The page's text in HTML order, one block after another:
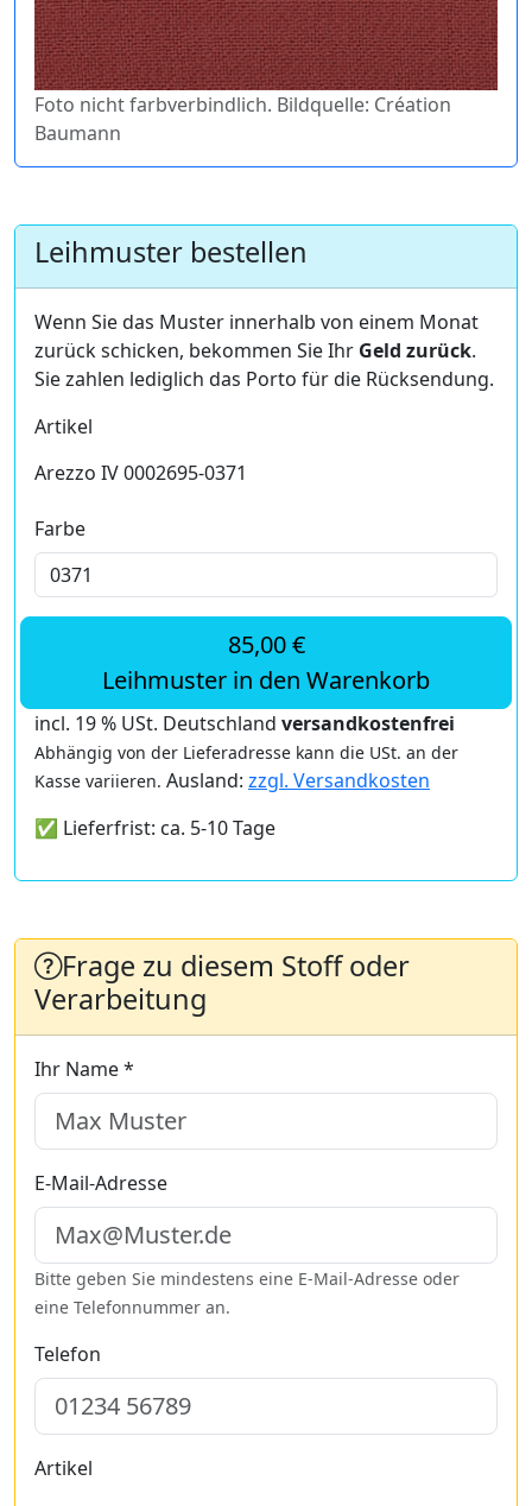
Foto nicht farbverbindlich. Bildquelle: Création
Baumann
Leihmuster bestellen
Wenn Sie das Muster innerhalb von einem Monat
zurück schicken, bekommen Sie Ihr Geld zurück.
Sie zahlen lediglich das Porto für die Rücksendung.
Artikel
Arezzo IV 0002695-0371
Farbe
85,00 €
Leihmuster in den Warenkorb
incl. 19 % USt. Deutschland versandkostenfrei
Abhängig von der Lieferadresse kann die USt. an der
Kasse variieren. Ausland: zzgl. Versandkosten
✅ Lieferfrist: ca. 5-10 Tage
Frage zu diesem Stoff oder
Verarbeitung
Ihr Name *
E-Mail-Adresse
Bitte geben Sie mindestens eine E-Mail-Adresse oder
eine Telefonnummer an.
Telefon
Artikel